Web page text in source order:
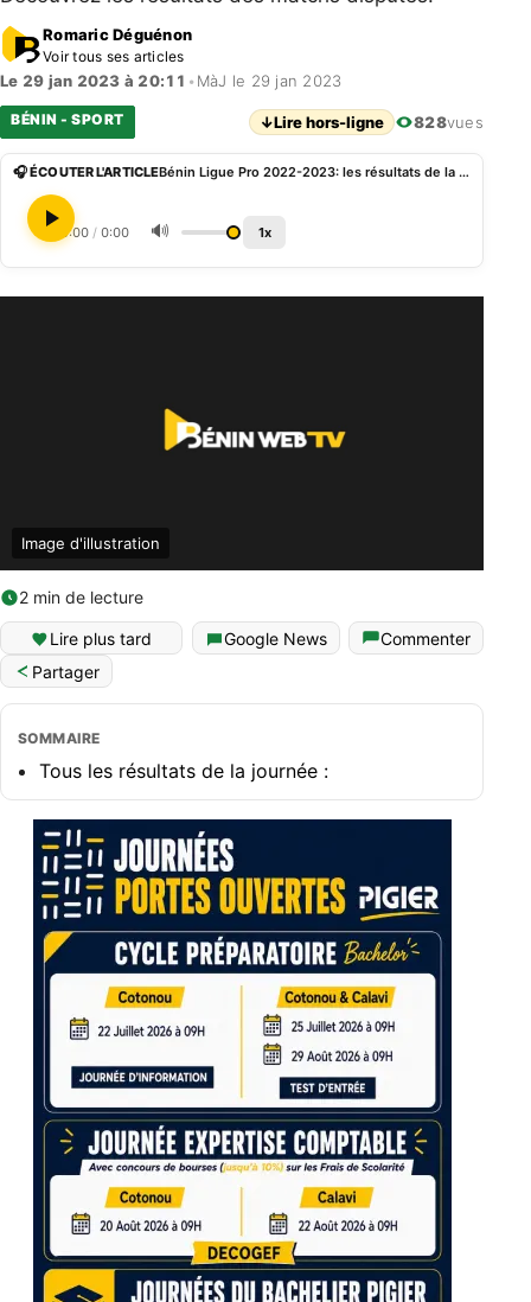
Romaric Déguénon
Voir tous ses articles
Le 29 jan 2023 à 20:11 • MàJ le 29 jan 2023
BÉNIN - SPORT ↓Lire hors-ligne 828vues
🎧 ÉCOUTER L'ARTICLE Bénin Ligue Pro 2022-2023: les résultats de la 18è journée
0:00 / 0:00 🔊 1x
Image d'illustration
2 min de lecture
Lire plus tard Google News
Commenter
Partager
SOMMAIRE
Tous les résultats de la journée :